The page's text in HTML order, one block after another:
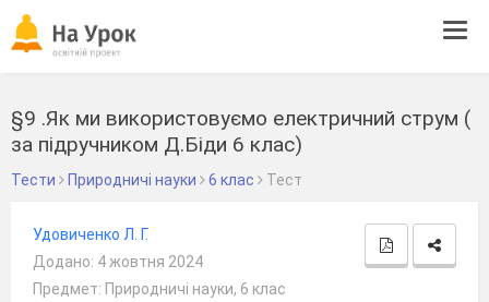
§9 .Як ми використовуємо електричний струм (
за підручником Д.Біди 6 клас)
Тести Природничі науки 6 клас Тест
Удовиченко Л. Г.
Додано: 4 жовтня 2024
Предмет: Природничі науки, 6 клас